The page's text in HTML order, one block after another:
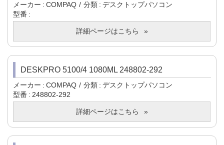
メーカー COMPAQ 分類
デスクトップパソコン
型番
詳細ページはこちら
DESKPRO 5100/4 1080ML 248802-292
メーカー COMPAQ 分類
デスクトップパソコン
型番
248802-292
詳細ページはこちら